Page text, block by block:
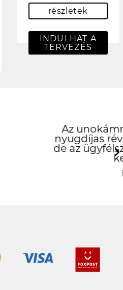
részletek
INDULHAT A
TERVEZÉS
egy tokot,
sok hozzáértéssel,
hölgyek nagyon